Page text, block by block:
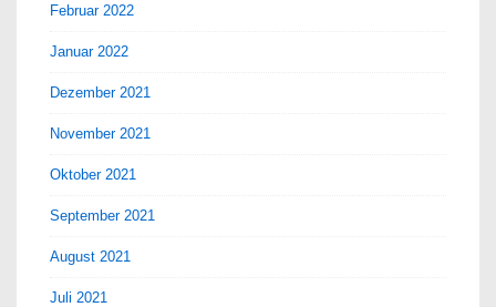
Februar 2022
Januar 2022
Dezember 2021
November 2021
Oktober 2021
September 2021
August 2021
Juli 2021